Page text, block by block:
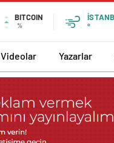
BITCOIN
%
°
Videolar Yazarlar